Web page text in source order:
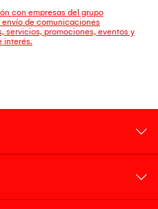
con empresas del grupo
envío de comunicaciones
servicios, promociones, eventos y
interés.